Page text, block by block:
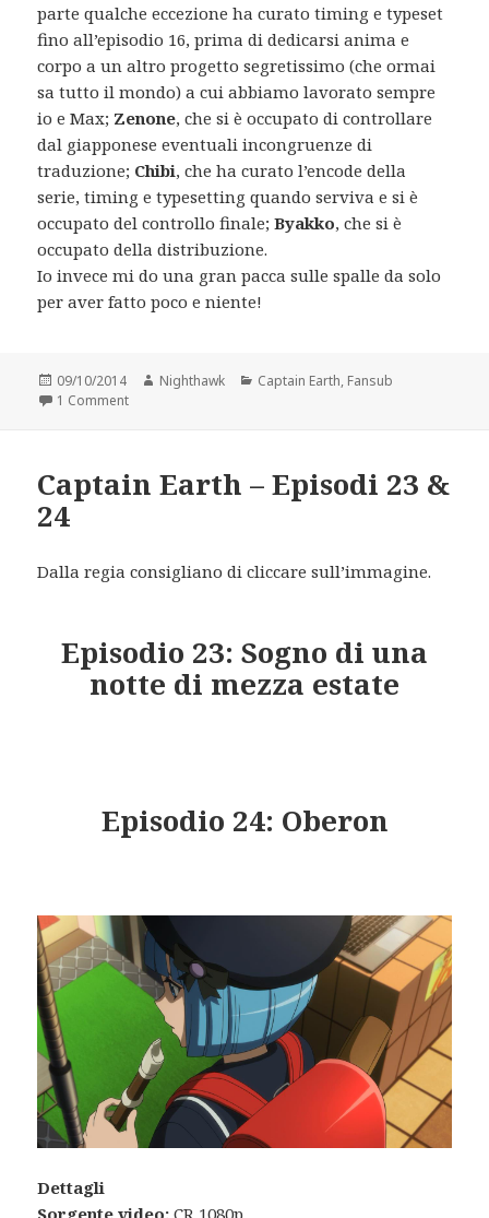
parte qualche eccezione ha curato timing e typeset
fino all’episodio 16, prima di dedicarsi anima e
corpo a un altro progetto segretissimo (che ormai
sa tutto il mondo) a cui abbiamo lavorato sempre
io e Max; Zenone, che si è occupato di controllare
dal giapponese eventuali incongruenze di
traduzione; Chibi, che ha curato l’encode della
serie, timing e typesetting quando serviva e si è
occupato del controllo finale;Byakko, che si è
occupato della distribuzione.
Io invece mi do una gran pacca sulle spalle da solo
per aver fatto poco e niente!
Posted
on
09/10/2014 Author
Nighthawk Categories
Captain Earth, Fansub
1 Commenton Captain Earth – Episodio 25 FINE
Captain Earth – Episodi 23 &
24
Dalla regia consigliano di cliccare sull’immagine.
Episodio 23: Sogno di una
notte di mezza estate
Episodio 24: Oberon
Dettagli
Sorgente video:CR 1080p